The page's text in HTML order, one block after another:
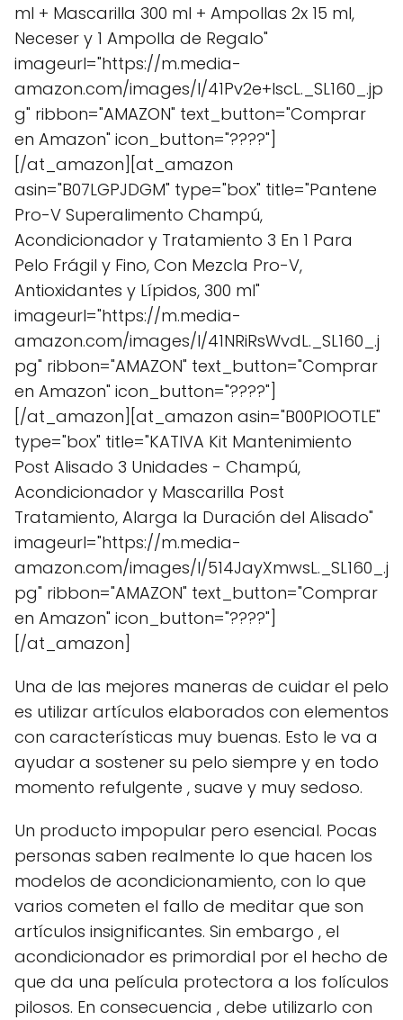
ml + Mascarilla 300 ml + Ampollas 2x 15 ml,
Neceser y 1 Ampolla de Regalo"
imageurl="https://m.media-
amazon.com/images/I/41Pv2e+lscL._SL160_.jp
g" ribbon="AMAZON" text_button="Comprar
en Amazon" icon_button="????"]
[/at_amazon][at_amazon
asin="B07LGPJDGM" type="box" title="Pantene
Pro-V Superalimento Champú,
Acondicionador y Tratamiento 3 En 1 Para
Pelo Frágil y Fino, Con Mezcla Pro-V,
Antioxidantes y Lípidos, 300 ml"
imageurl="https://m.media-
amazon.com/images/I/41NRiRsWvdL._SL160_.j
pg" ribbon="AMAZON" text_button="Comprar
en Amazon" icon_button="????"]
[/at_amazon][at_amazon asin="B00PIOOTLE"
type="box" title="KATIVA Kit Mantenimiento
Post Alisado 3 Unidades - Champú,
Acondicionador y Mascarilla Post
Tratamiento, Alarga la Duración del Alisado"
imageurl="https://m.media-
amazon.com/images/I/514JayXmwsL._SL160_.j
pg" ribbon="AMAZON" text_button="Comprar
en Amazon" icon_button="????"]
[/at_amazon]
Una de las mejores maneras de cuidar el pelo
es utilizar artículos elaborados con elementos
con características muy buenas. Esto le va a
ayudar a sostener su pelo siempre y en todo
momento refulgente , suave y muy sedoso.
Un producto impopular pero esencial. Pocas
personas saben realmente lo que hacen los
modelos de acondicionamiento, con lo que
varios cometen el fallo de meditar que son
artículos insignificantes. Sin embargo , el
acondicionador es primordial por el hecho de
que da una película protectora a los folículos
pilosos. En consecuencia , debe utilizarlo con